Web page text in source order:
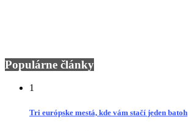
Populárne články
1
Tri európske mestá, kde vám stačí jeden batoh